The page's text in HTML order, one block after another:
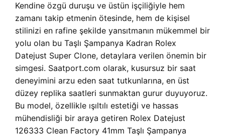
Kendine özgü duruşu ve üstün işçiliğiyle hem
zamanı takip etmenin ötesinde, hem de kişisel
stilinizi en rafine şekilde yansıtmanın mükemmel bir
yolu olan bu Taşlı Şampanya Kadran Rolex
Datejust Super Clone, detaylara verilen önemin bir
simgesi. Saatport.com olarak, kusursuz bir saat
deneyimini arzu eden saat tutkunlarına, en üst
düzey replika saatleri sunmaktan gurur duyuyoruz.
Bu model, özellikle ışıltılı estetiği ve hassas
mühendisliği bir araya getiren Rolex Datejust
126333 Clean Factory 41mm Taşlı Şampanya